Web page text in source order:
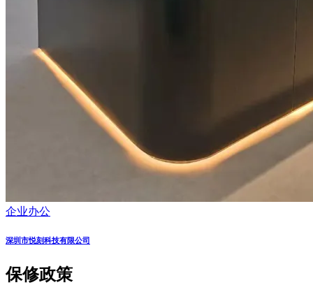
企业办公
深圳市悦刻科技有限公司
保修政策